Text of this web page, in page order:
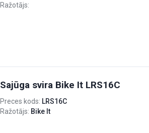
Ražotājs:
Sajūga svira Bike It LRS16C
Preces kods: LRS16C
Ražotājs: Bike It